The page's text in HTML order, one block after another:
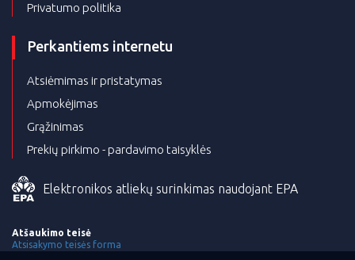
Privatumo politika
Perkantiems internetu
Atsiėmimas ir pristatymas
Apmokėjimas
Grąžinimas
Prekių pirkimo - pardavimo taisyklės
Elektronikos atliekų surinkimas naudojant EPA
Atšaukimo teisė
Atsisakymo teisės forma